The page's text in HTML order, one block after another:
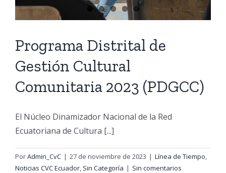
Programa Distrital de
Gestión Cultural
Comunitaria 2023 (PDGCC)
El Núcleo Dinamizador Nacional de la Red
Ecuatoriana de Cultura [...]
PorAdmin_CvC | 27 de noviembre de 2023 | Línea de Tiempo,
Noticias CVC Ecuador, Sin Categoría | Sin comentarios